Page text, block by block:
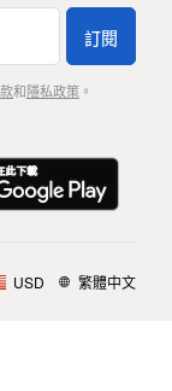
訂閱
和隱私政策。
USD 繁體中文